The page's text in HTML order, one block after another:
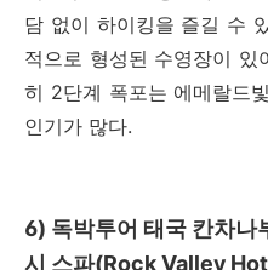
담 없이 하이킹을 즐길 수
적으로 형성된 수영장이
히 2단계 폭포는 에메랄드
인기가 많다.
6) 독박투어 태국 칸차나
시 스파(Rock Valley